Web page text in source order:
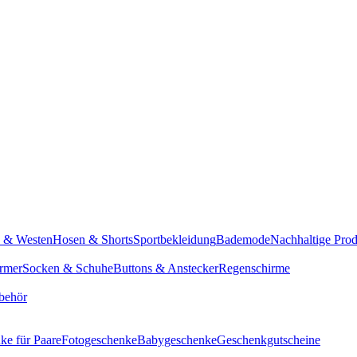
& WestenHosen & ShortsSportbekleidungBademodeNachhaltige
Socken & SchuheButtons & AnsteckerRegenschirme
für PaareFotogeschenkeBabygeschenkeGeschenkgutscheine